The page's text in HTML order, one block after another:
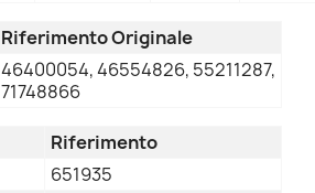
Riferimento Originale
46400054, 46554826, 55211287,
71748866
Riferimento
651935